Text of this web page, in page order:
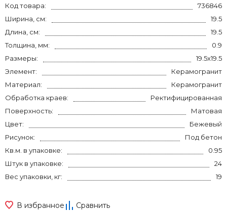
Код товара:
736846
Ширина, см:
19.5
Длина, см:
19.5
Толщина, мм:
0.9
Размеры:
19.5x19.5
Элемент:
Керамогранит
Материал:
Керамогранит
Обработка краев:
Ректифицированная
Поверхность:
Матовая
Цвет:
Бежевый
Рисунок:
Под бетон
Кв.м. в упаковке:
0.95
Штук в упаковке:
24
Вес упаковки, кг:
19
В избранное Сравнить